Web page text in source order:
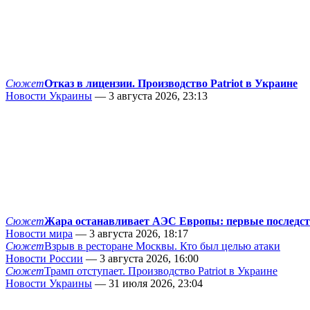
СюжетОтказ в лицензии. Производство Patriot в Украине
Новости Украины — 3 августа 2026, 23:13
СюжетЖара останавливает АЭС Европы: первые
Новости мира — 3 августа 2026, 18:17
СюжетВзрыв в ресторане Москвы. Кто был целью атаки
Новости России — 3 августа 2026, 16:00
СюжетТрамп отступает. Производство Patriot в Украине
Новости Украины — 31 июля 2026, 23:04